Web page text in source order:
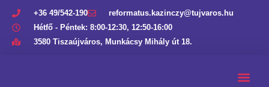
+36 49/542-190
reformatus.kazinczy@tujvaros.hu
Hétfő - Péntek: 8:00-12:30, 12:50-16:00
3580 Tiszaújváros, Munkácsy Mihály út 18.